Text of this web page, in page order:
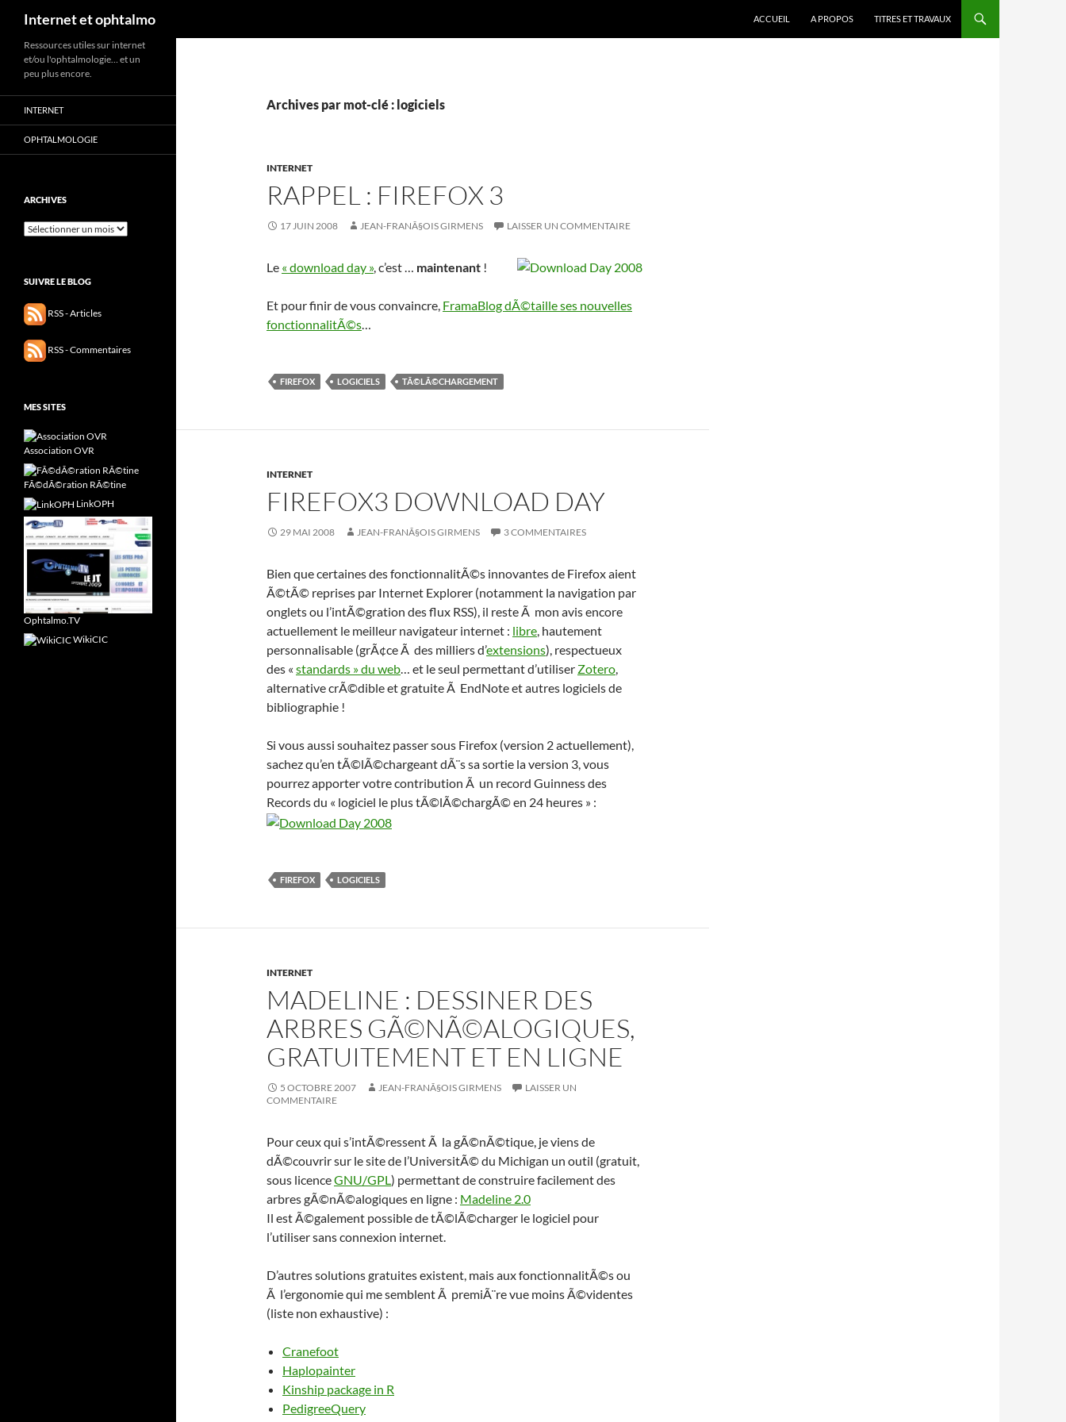
Aller
Internet et ophtalmo ACCUEIL A PROPOS TITRES ET TRAVAUX
Archives par mot-clé : logiciels
INTERNET
RAPPEL : FIREFOX 3
17 JUIN 2008 JEAN-FRANÃ§OIS GIRMENS LAISSER UN COMMENTAIRE
Le « download day », c’est … maintenant !
Et pour finir de vous convaincre, FramaBlog dÃ©taille ses nouvelles
fonctionnalitÃ©s…
FIREFOX LOGICIELS TÃ©LÃ©CHARGEMENT
INTERNET
FIREFOX3 DOWNLOAD DAY
29 MAI 2008 JEAN-FRANÃ§OIS GIRMENS 3 COMMENTAIRES
Bien que certaines des fonctionnalitÃ©s innovantes de Firefox aient
Ã©tÃ© reprises par Internet Explorer (notamment la navigation par
onglets ou l’intÃ©gration des flux RSS), il reste Ã mon avis encore
actuellement le meilleur navigateur internet : libre, hautement
personnalisable (grÃ¢ce Ã des milliers d’extensions), respectueux
des « standards » du web… et le seul permettant d’utiliser Zotero,
alternative crÃ©dible et gratuite Ã EndNote et autres logiciels de
bibliographie !
Si vous aussi souhaitez passer sous Firefox (version 2 actuellement),
sachez qu’en tÃ©lÃ©chargeant dÃ¨s sa sortie la version 3, vous
pourrez apporter votre contribution Ã un record Guinness des
Records du « logiciel le plus tÃ©lÃ©chargÃ© en 24 heures » :
FIREFOX LOGICIELS
INTERNET
MADELINE : DESSINER DES
ARBRES GÃ©NÃ©ALOGIQUES,
GRATUITEMENT ET EN LIGNE
5 OCTOBRE 2007 JEAN-FRANÃ§OIS GIRMENS
LAISSER UN
COMMENTAIRE
Pour ceux qui s’intÃ©ressent Ã la gÃ©nÃ©tique, je viens de
dÃ©couvrir sur le site de l’UniversitÃ© du Michigan un outil (gratuit,
sous licenceGNU/GPL) permettant de construire facilement des
arbres gÃ©nÃ©alogiques en ligne : Madeline 2.0
Il est Ã©galement possible de tÃ©lÃ©charger le logiciel pour
l’utiliser sans connexion internet.
D’autres solutions gratuites existent, mais aux fonctionnalitÃ©s ou
Ã l’ergonomie qui me semblent Ã premiÃ¨re vue moins Ã©videntes
(liste non exhaustive) :
Cranefoot
Haplopainter
Kinship package in R
PedigreeQuery
Ressources utiles sur internet
et/ou l'ophtalmologie… et un
peu plus encore.
INTERNET
OPHTALMOLOGIE
ARCHIVES
Archives
SUIVRE LE BLOG
RSS - Articles
RSS - Commentaires
MES SITES
Association OVR
FÃ©dÃ©ration RÃ©tine
LinkOPH
Ophtalmo.TV
WikiCIC